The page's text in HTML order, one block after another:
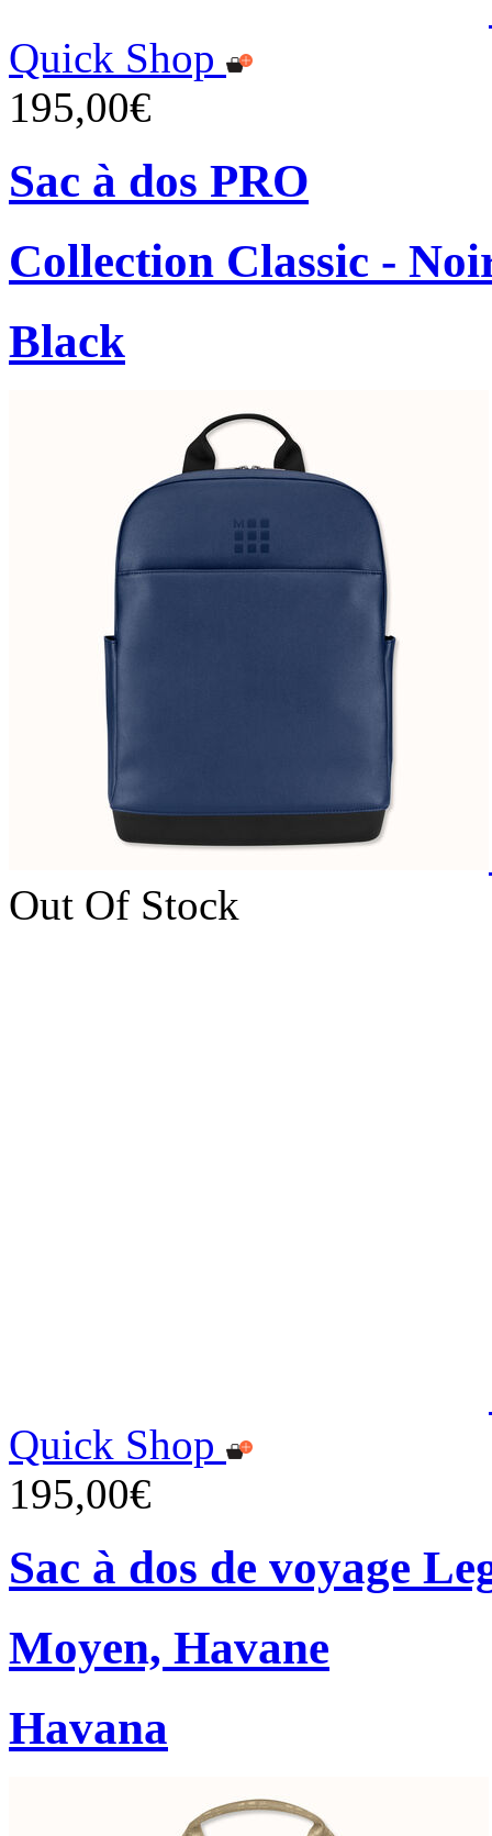
Quick Shop
195,00€
Sac à dos PRO
Collection Classic -
Black
Out Of Stock
Quick Shop
195,00€
Sac à dos de voyage
Moyen, Havane
Havana